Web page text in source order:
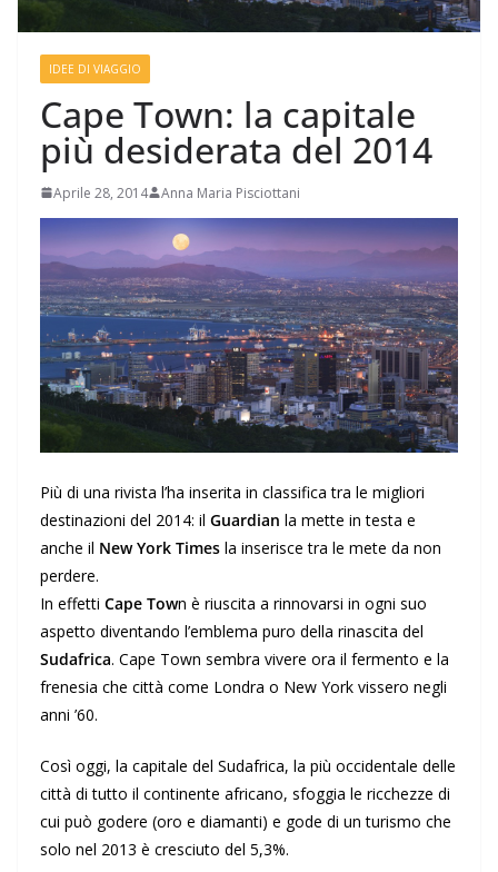
IDEE DI VIAGGIO
Cape Town: la capitale
più desiderata del 2014
Aprile 28, 2014 Anna Maria Pisciottani
Più di una rivista l’ha inserita in classifica tra le migliori
destinazioni del 2014: il Guardian la mette in testa e
anche il New York Times la inserisce tra le mete da non
perdere.
In effetti Cape Town è riuscita a rinnovarsi in ogni suo
aspetto diventando l’emblema puro della rinascita del
Sudafrica. Cape Town sembra vivere ora il fermento e la
frenesia che città come Londra o New York vissero negli
anni ’60.
Così oggi, la capitale del Sudafrica, la più occidentale delle
città di tutto il continente africano, sfoggia le ricchezze di
cui può godere (oro e diamanti) e gode di un turismo che
solo nel 2013 è cresciuto del 5,3%.